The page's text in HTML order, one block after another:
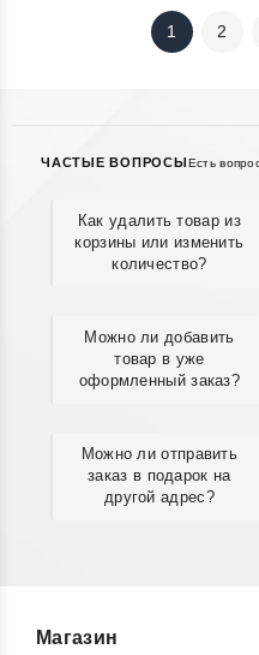
1 2
ЧАСТЫЕ ВОПРОСЫ Есть
Как удалить товар из
корзины или изменить
количество?
Можно ли добавить
товар в уже
оформленный заказ?
Можно ли отправить
заказ в подарок на
другой адрес?
Магазин